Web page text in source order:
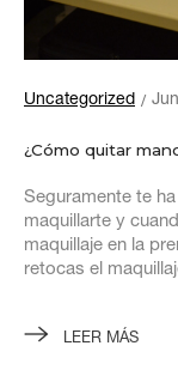
Uncategorized
¿Cómo quitar
Seguramente te
maquillarte y
maquillaje en la
retocas el
LEER MÁS